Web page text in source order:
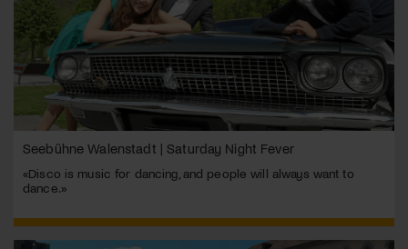
Seebühne Walenstadt | Saturday Night Fever
«Disco is music for dancing, and people will always want to
dance.»